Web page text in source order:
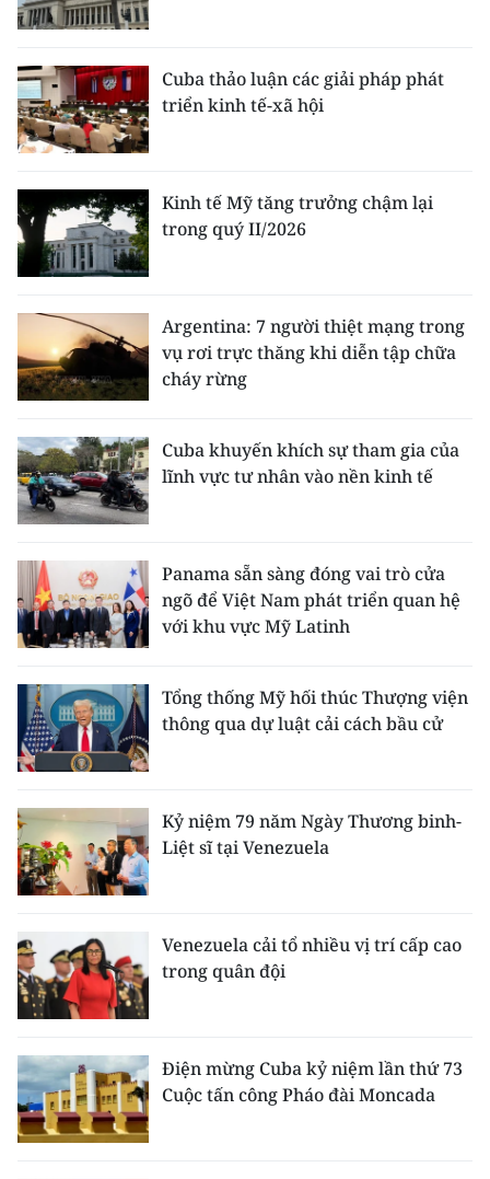
Cuba thảo luận các giải pháp phát
triển kinh tế-xã hội
Kinh tế Mỹ tăng trưởng chậm lại
trong quý II/2026
Argentina: 7 người thiệt mạng trong
vụ rơi trực thăng khi diễn tập chữa
cháy rừng
Cuba khuyến khích sự tham gia của
lĩnh vực tư nhân vào nền kinh tế
Panama sẵn sàng đóng vai trò cửa
ngõ để Việt Nam phát triển quan hệ
với khu vực Mỹ Latinh
Tổng thống Mỹ hối thúc Thượng viện
thông qua dự luật cải cách bầu cử
Kỷ niệm 79 năm Ngày Thương binh-
Liệt sĩ tại Venezuela
Venezuela cải tổ nhiều vị trí cấp cao
trong quân đội
Điện mừng Cuba kỷ niệm lần thứ 73
Cuộc tấn công Pháo đài Moncada